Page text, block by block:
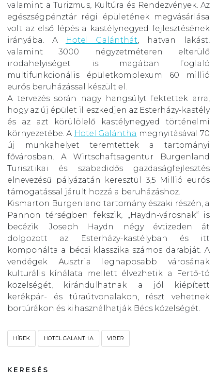
valamint a Turizmus, Kultúra és Rendezvények. Az
egészségpénztár régi épületének megvásárlása
volt az első lépés a kastélynegyed fejlesztésének
irányába. A
Hotel Galánthát, hatvan lakást,
valamint 3000 négyzetméteren elterülő
irodahelyiséget is magában foglaló
multifunkcionális épületkomplexum 60 millió
eurós beruházással készült el.
A tervezés során nagy hangsúlyt fektettek arra,
hogy az új épület illeszkedjen az Esterházy-kastély
és az azt körülölelő kastélynegyed történelmi
környezetébe. A Hotel Galántha megnyitásával 70
új munkahelyet teremtettek a tartományi
fővárosban. A Wirtschaftsagentur Burgenland
Turisztikai és szabadidős gazdaságfejlesztés
elnevezésű pályázatán keresztül 3,5 Millió eurós
támogatással járult hozzá a beruházáshoz.
Kismarton Burgenland tartomány északi részén, a
Pannon térségben fekszik, „Haydn-városnak“ is
becézik. Joseph Haydn négy évtizeden át
dolgozott az Esterházy-kastélyban és itt
komponálta a bécsi klasszika számos darabját. A
vendégek Ausztria legnaposabb városának
kulturális kínálata mellett élvezhetik a Fertő-tó
közelségét, kirándulhatnak a jól kiépített
kerékpár- és túraútvonalakon, részt vehetnek
bortúrákon és kihasználhatják Bécs közelségét.
HÍREK HOTEL GALANTHA VIBER
KERESÉS